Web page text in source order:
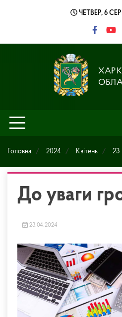
ЧЕТВЕР, 6
Головна 2024 Квітень 23
До уваги
23.04.2024